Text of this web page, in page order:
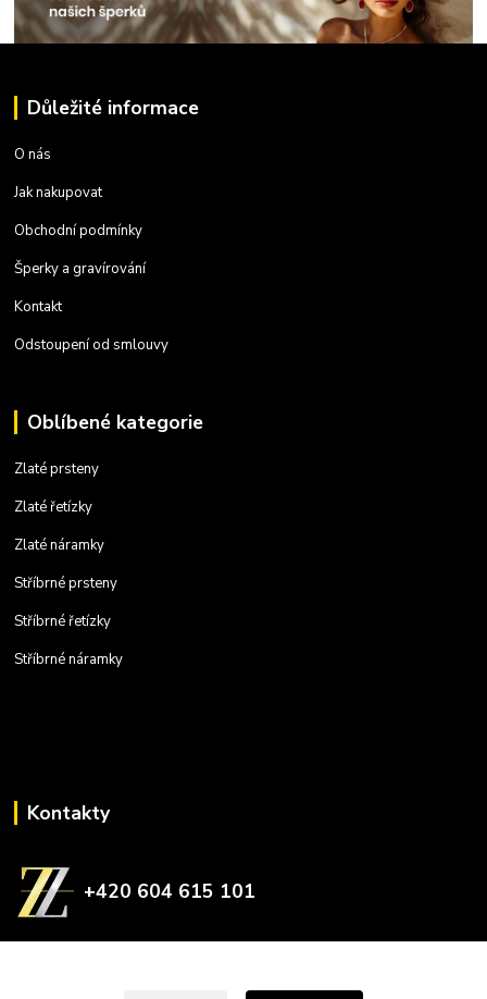
Důležité informace
O nás
Jak nakupovat
Obchodní podmínky
Šperky a gravírování
Kontakt
Odstoupení od smlouvy
Oblíbené kategorie
Zlaté prsteny
Zlaté řetízky
Zlaté náramky
Stříbrné prsteny
Stříbrné řetízky
Stříbrné náramky
Kontakty
+420 604 615 101